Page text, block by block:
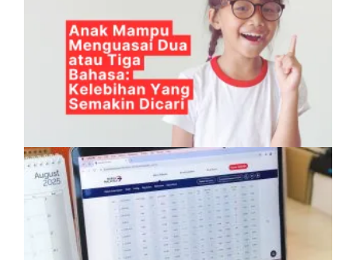
Anak Mampu Menguasai Dua atau Tiga
Bahasa: Kelebihan Yang Semakin Dicari